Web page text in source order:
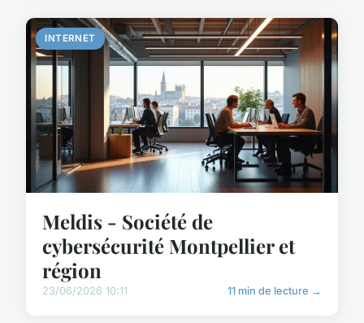
INTERNET
Meldis - Société de
cybersécurité Montpellier et
région
23/06/2026 10:11 11 min de lecture →